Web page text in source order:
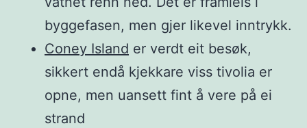
byggefasen, men gjer likevel inntrykk.
Coney Island er verdt eit besøk,
sikkert endå kjekkare viss tivolia er
opne, men uansett fint å vere på ei
strand